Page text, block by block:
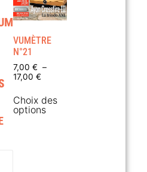
VUMÈTRE
N°21
7,00 € –
17,00 €
Choix des
options